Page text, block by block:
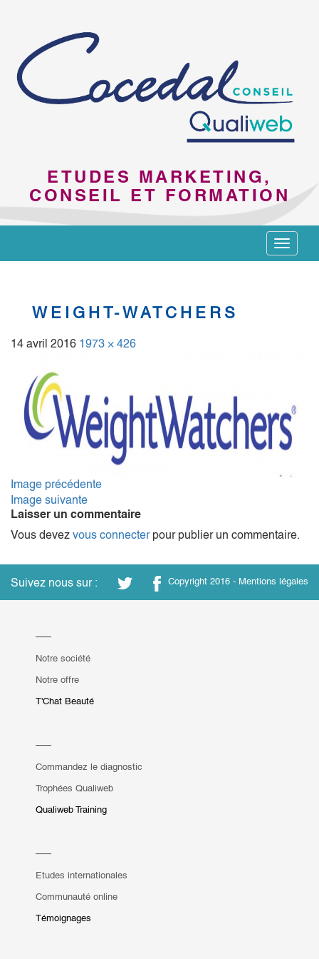
ETUDES MARKETING,
CONSEIL ET FORMATION
Toggle
WEIGHT-WATCHERS
14 avril 2016 1973 × 426
Image précédente
Image suivante
Laisser un commentaire
Vous devez vous connecterpour publier un commentaire.
Suivez nous sur : Copyright 2016 - Mentions légales
Notre société
Notre offre
T'Chat Beauté
Commandez le diagnostic
Trophées Qualiweb
Qualiweb Training
Etudes internationales
Communauté online
Témoignages